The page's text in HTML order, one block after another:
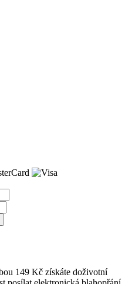
149 Kč získáte doživotní